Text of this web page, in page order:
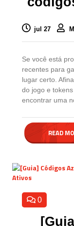
jul 27
Se você está
recentes para
lugar certo.
do jogo e
encontrar uma
READ
0